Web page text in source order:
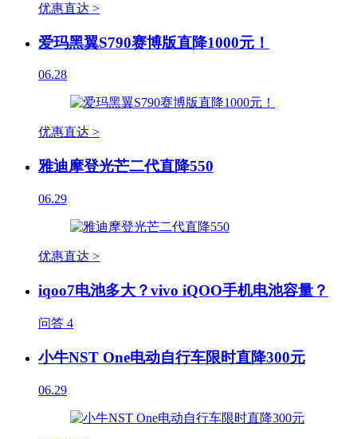
优惠直达 >
爱玛黑翼S790赛博版直降1000元！
06.28
优惠直达 >
雅迪摩登光芒二代直降550
06.29
优惠直达 >
iqoo7电池多大？vivo iQOO手机电池容量？
问答 4
小牛NST One电动自行车限时直降300元
06.29